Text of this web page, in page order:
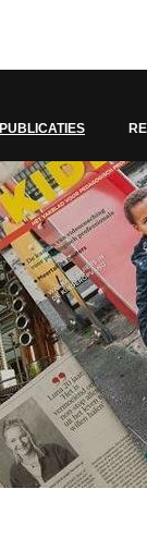
PUBLICATIES